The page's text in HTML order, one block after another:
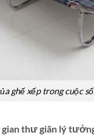
ghế xếp trong cuộc
gian thư giãn lý